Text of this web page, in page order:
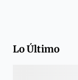
Lo Último